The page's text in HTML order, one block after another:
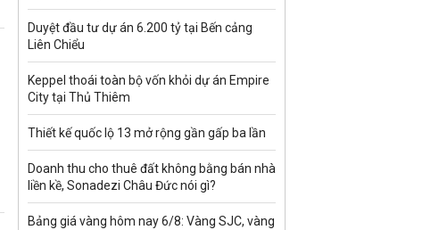
Duyệt đầu tư dự án 6.200 tỷ tại Bến cảng
Liên Chiểu
Keppel thoái toàn bộ vốn khỏi dự án Empire
City tại Thủ Thiêm
Thiết kế quốc lộ 13 mở rộng gần gấp ba lần
Doanh thu cho thuê đất không bằng bán nhà
liền kề, Sonadezi Châu Đức nói gì?
Bảng giá vàng hôm nay 6/8: Vàng SJC, vàng